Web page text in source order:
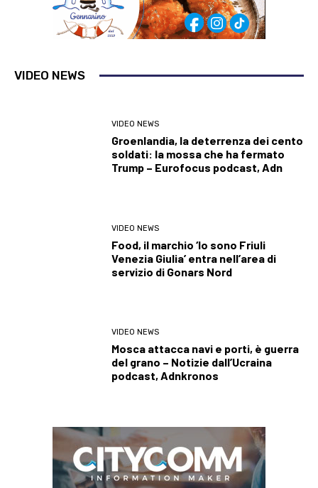
VIDEO NEWS
VIDEO NEWS
Groenlandia, la deterrenza dei cento
soldati: la mossa che ha fermato
Trump – Eurofocus podcast, Adn
VIDEO NEWS
Food, il marchio ‘Io sono Friuli
Venezia Giulia’ entra nell’area di
servizio di Gonars Nord
VIDEO NEWS
Mosca attacca navi e porti, è guerra
del grano – Notizie dall’Ucraina
podcast, Adnkronos